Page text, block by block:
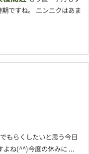
ですね。 ニンニクはあま
もらくしたいと思う今日
よね(^^)今度の休みに ...